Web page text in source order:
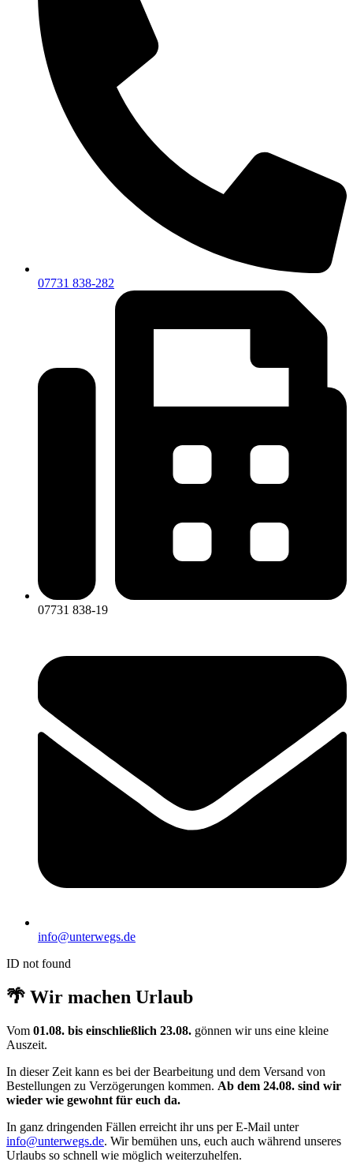
07731 838-282
07731 838-19
info@unterwegs.de
ID not found
🌴 Wir machen Urlaub
Vom 01.08. bis einschließlich 23.08. gönnen wir uns eine kleine
Auszeit.
In dieser Zeit kann es bei der Bearbeitung und dem Versand von
Bestellungen zu Verzögerungen kommen. Ab dem 24.08. sind wir
wieder wie gewohnt für euch da.
In ganz dringenden Fällen erreicht ihr uns per E-Mail unter
info@unterwegs.de. Wir bemühen uns, euch auch während unseres
Urlaubs so schnell wie möglich weiterzuhelfen.